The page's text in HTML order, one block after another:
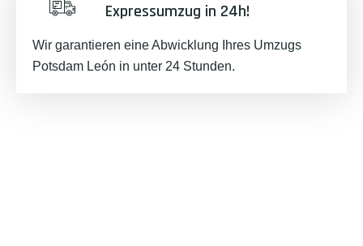
Expressumzug in 24h!
Wir garantieren eine Abwicklung Ihres Umzugs
Potsdam León in unter 24 Stunden.